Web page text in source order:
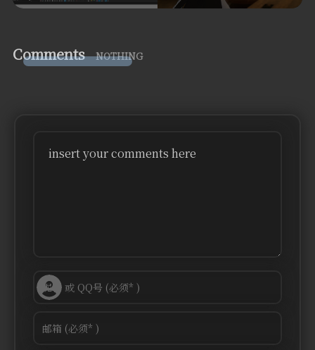
Comments NOTHING
insert your comments here